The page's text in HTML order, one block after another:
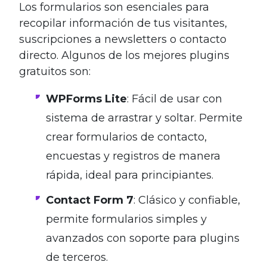
Los formularios son esenciales para
recopilar información de tus visitantes,
suscripciones a newsletters o contacto
directo. Algunos de los mejores plugins
gratuitos son:
WPForms Lite: Fácil de usar con
sistema de arrastrar y soltar. Permite
crear formularios de contacto,
encuestas y registros de manera
rápida, ideal para principiantes.
Contact Form 7: Clásico y confiable,
permite formularios simples y
avanzados con soporte para plugins
de terceros.